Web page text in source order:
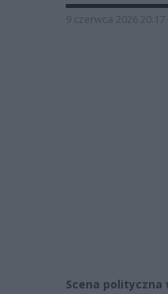
9 czerwca 2026 20:17
Scena polityczna